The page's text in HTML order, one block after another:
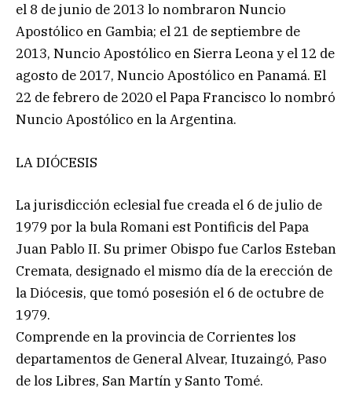
el 8 de junio de 2013 lo nombraron Nuncio
Apostólico en Gambia; el 21 de septiembre de
2013, Nuncio Apostólico en Sierra Leona y el 12 de
agosto de 2017, Nuncio Apostólico en Panamá. El
22 de febrero de 2020 el Papa Francisco lo nombró
Nuncio Apostólico en la Argentina.
LA DIÓCESIS
La jurisdicción eclesial fue creada el 6 de julio de
1979 por la bula Romani est Pontificis del Papa
Juan Pablo II. Su primer Obispo fue Carlos Esteban
Cremata, designado el mismo día de la erección de
la Diócesis, que tomó posesión el 6 de octubre de
1979.
Comprende en la provincia de Corrientes los
departamentos de General Alvear, Ituzaingó, Paso
de los Libres, San Martín y Santo Tomé.